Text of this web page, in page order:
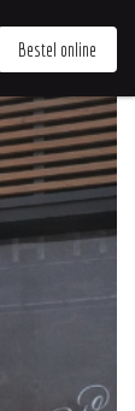
Bestel online